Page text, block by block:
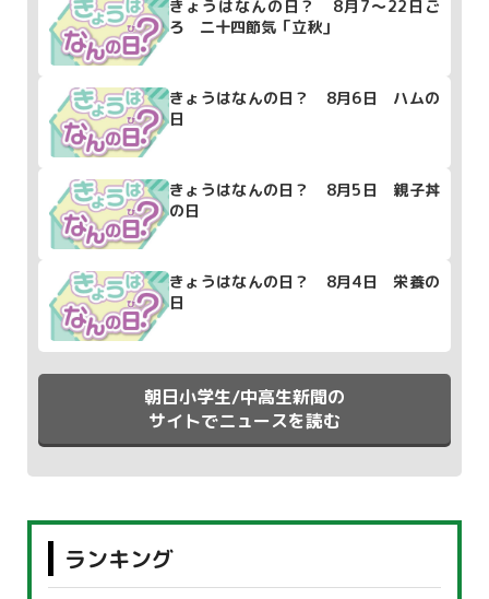
きょうはなんの日？ 8月7～22日ご
ろ 二十四節気「立秋」
きょうはなんの日？ 8月6日 ハムの
日
きょうはなんの日？ 8月5日 親子丼
の日
きょうはなんの日？ 8月4日 栄養の
日
朝日小学生/中高生新聞の
サイトでニュースを読む
ランキング